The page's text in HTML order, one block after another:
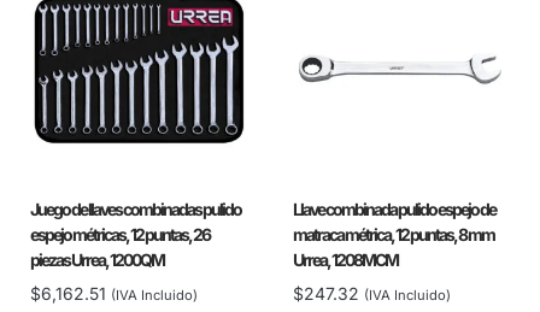
Juego de llaves combinadas pulido
espejo métricas, 12 puntas, 26
piezas Urrea, 1200QM
$6,162.51 (IVA Incluido)
Llave combinada pulido espejo de
matraca métrica, 12 puntas, 8 mm
Urrea, 1208MCM
$247.32 (IVA Incluido)